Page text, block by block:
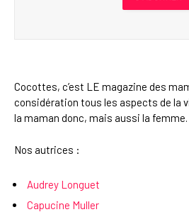
Cocottes, c’est LE magazine des
considération tous les aspects de la
la maman donc, mais aussi la femme.
Nos autrices :
Audrey Longuet
Capucine Muller